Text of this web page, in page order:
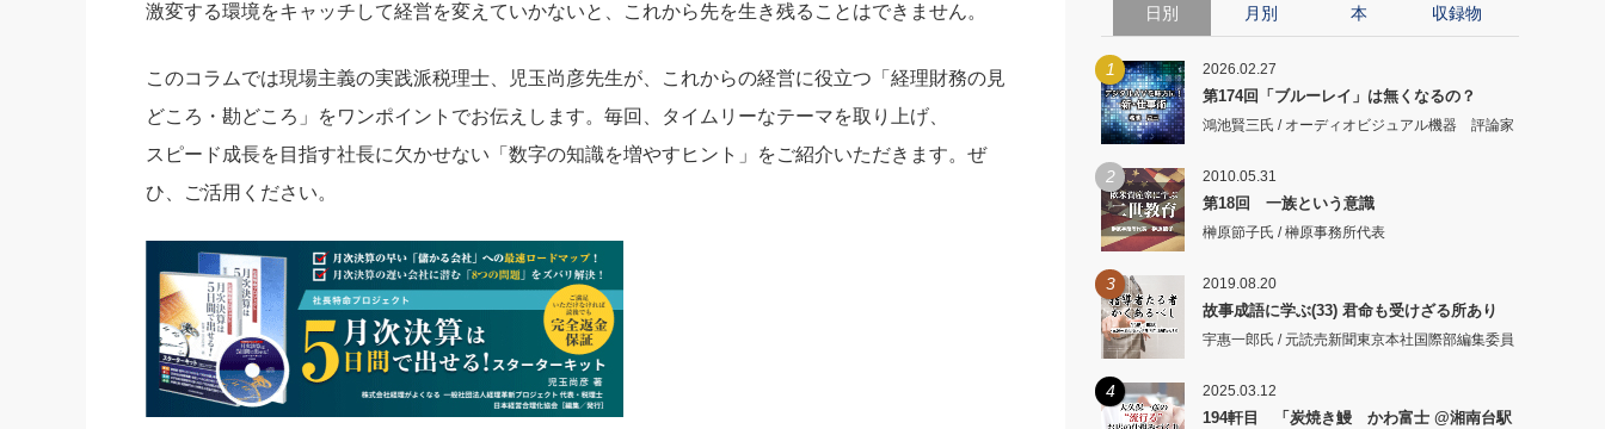
激変する環境をキャッチして経営を変えていかないと、これから先を生き残ることはできません。
このコラムでは現場主義の実践派税理士、児玉尚彦先生が、これからの経営に役立つ「経理財務の見
どころ・勘どころ」をワンポイントでお伝えします。毎回、タイムリーなテーマを取り上げ、
スピード成長を目指す社長に欠かせない「数字の知識を増やすヒント」をご紹介いただきます。ぜ
ひ、ご活用ください。
日別 月別 本 収録物
1 2026.02.27
第174回「ブルーレイ」は無くなるの？
鴻池賢三氏 / オーディオビジュアル機器 評論家
2 2010.05.31
第18回 一族という意識
榊原節子氏 / 榊原事務所代表
3 2019.08.20
故事成語に学ぶ(33) 君命も受けざる所あり
宇惠一郎氏 / 元読売新聞東京本社国際部編集委員
4 2025.03.12
194軒目 「炭焼き鰻 かわ富士 @湘南台駅